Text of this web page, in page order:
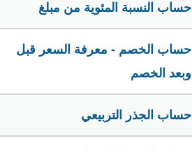
حساب النسبة المئوية من مبلغ
حساب الخصم - معرفة السعر قبل
وبعد الخصم
حساب الجذر التربيعي